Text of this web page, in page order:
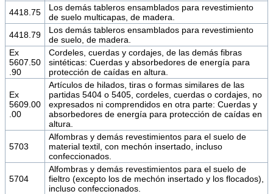
4418.75
Los demás tableros ensamblados para revestimiento
de suelo multicapas, de madera.
4418.79
Los demás tableros ensamblados para revestimiento
de suelo, de madera.
Ex
5607.50
.90
Cordeles, cuerdas y cordajes, de las demás fibras
sintéticas: Cuerdas y absorbedores de energía para
protección de caídas en altura.
Ex
5609.00
.00
Artículos de hilados, tiras o formas similares de las
partidas 5404 o 5405, cordeles, cuerdas o cordajes, no
expresados ni comprendidos en otra parte: Cuerdas y
absorbedores de energía para protección de caídas en
altura.
5703
Alfombras y demás revestimientos para el suelo de
material textil, con mechón insertado, incluso
confeccionados.
5704
Alfombras y demás revestimientos para el suelo de
fieltro (excepto los de mechón insertado y los flocados),
incluso confeccionados.